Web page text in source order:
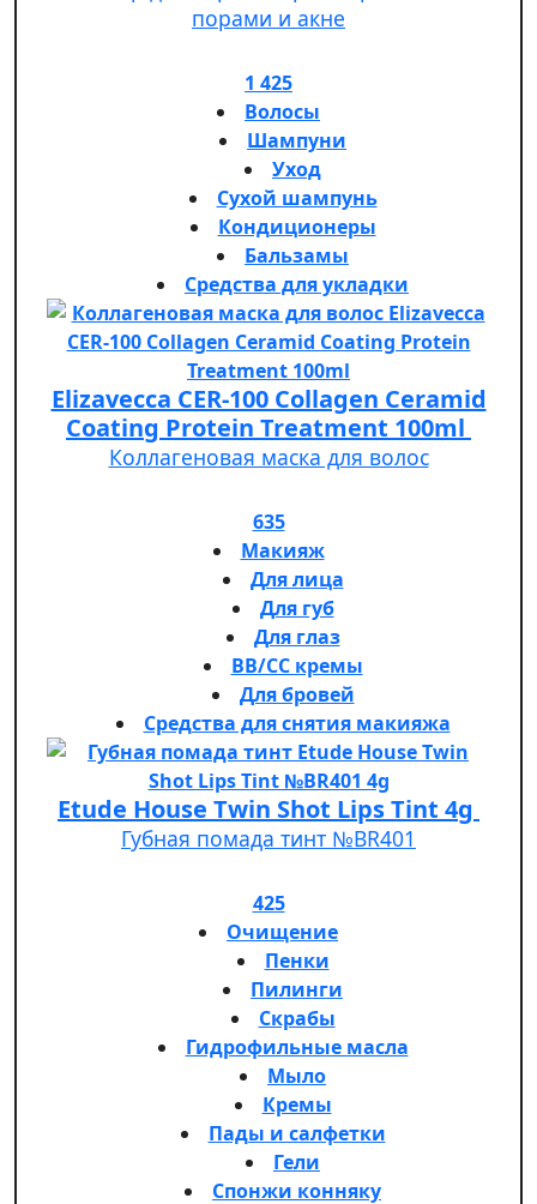
порами и акне
1 425
Волосы
Шампуни
Уход
Сухой шампунь
Кондиционеры
Бальзамы
Средства для укладки
Elizavecca CER-100 Collagen Ceramid
Coating Protein Treatment 100ml
Коллагеновая маска для волос
635
Макияж
Для лица
Для губ
Для глаз
BB/CC кремы
Для бровей
Средства для снятия макияжа
Etude House Twin Shot Lips Tint 4g
Губная помада тинт №BR401
425
Очищение
Пенки
Пилинги
Скрабы
Гидрофильные масла
Мыло
Кремы
Пады и салфетки
Гели
Спонжи конняку